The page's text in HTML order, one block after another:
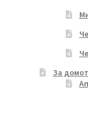
За домот